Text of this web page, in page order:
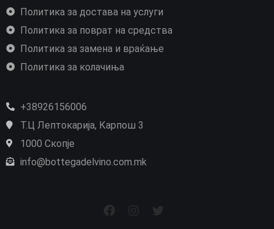
Политика за достава на услуги
Политика за поврат на средства
Политика за замена и враќање
Политика за колачиња
+38926156006
Т.Ц Лептокарија, Карпош 3
1000 Скопје
info@bottegadelvino.com.mk